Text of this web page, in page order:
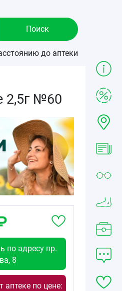
до аптеки
2,5г №60
по адресу пр.
8
аптеке по цене: